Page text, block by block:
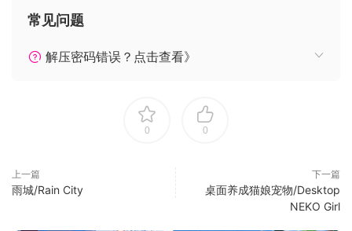
么：加入真正的男性艺术，观看动漫，演奏我的小马驹或为男
如果您是真正的主人， Ricardo将会满足您所有的黑暗幻想，但
强烈建议您使用 Gachi remix 运行RicardoFlexMachine进行完
整的潜水，但是对于奴隶，游戏中会播放美妙的音乐
常见问题
解压密码错误？点击查看》
0 0
上一篇
雨城/Rain City
下一篇
桌面养成猫娘宠物/Desktop
NEKO Girl